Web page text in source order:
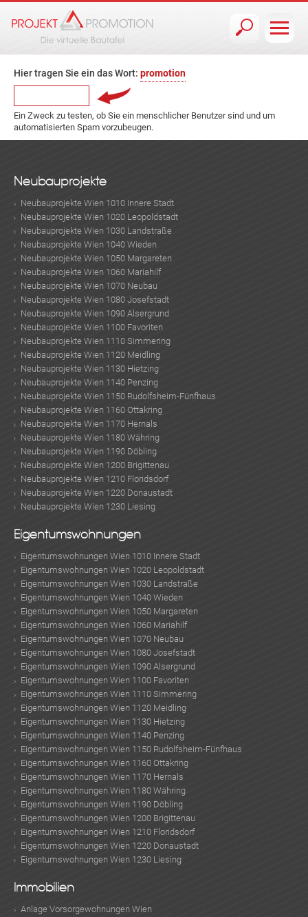
Hier tragen Sie ein das Wort: promotion
Ein Zweck zu testen, ob Sie ein menschlicher Benutzer sind und um
automatisierten Spam vorzubeugen.
Neubauprojekte
Neubauprojekte Wien 1010 Innere Stadt
Neubauprojekte Wien 1020 Leopoldstadt
Neubauprojekte Wien 1030 Landstraße
Neubauprojekte Wien 1040 Wieden
Neubauprojekte Wien 1050 Margareten
Neubauprojekte Wien 1060 Mariahilf
Neubauprojekte Wien 1070 Neubau
Neubauprojekte Wien 1080 Josefstadt
Neubauprojekte Wien 1090 Alsergrund
Neubauprojekte Wien 1100 Favoriten
Neubauprojekte Wien 1110 Simmering
Neubauprojekte Wien 1120 Meidling
Neubauprojekte Wien 1130 Hietzing
Neubauprojekte Wien 1140 Penzing
Neubauprojekte Wien 1150 Rudolfsheim-Fünfhaus
Neubauprojekte Wien 1160 Ottakring
Neubauprojekte Wien 1170 Hernals
Neubauprojekte Wien 1180 Währing
Neubauprojekte Wien 1190 Döbling
Neubauprojekte Wien 1200 Brigittenau
Neubauprojekte Wien 1210 Floridsdorf
Neubauprojekte Wien 1220 Donaustadt
Neubauprojekte Wien 1230 Liesing
Eigentumswohnungen
Eigentumswohnungen Wien 1010 Innere Stadt
Eigentumswohnungen Wien 1020 Leopoldstadt
Eigentumswohnungen Wien 1030 Landstraße
Eigentumswohnungen Wien 1040 Wieden
Eigentumswohnungen Wien 1050 Margareten
Eigentumswohnungen Wien 1060 Mariahilf
Eigentumswohnungen Wien 1070 Neubau
Eigentumswohnungen Wien 1080 Josefstadt
Eigentumswohnungen Wien 1090 Alsergrund
Eigentumswohnungen Wien 1100 Favoriten
Eigentumswohnungen Wien 1110 Simmering
Eigentumswohnungen Wien 1120 Meidling
Eigentumswohnungen Wien 1130 Hietzing
Eigentumswohnungen Wien 1140 Penzing
Eigentumswohnungen Wien 1150 Rudolfsheim-Fünfhaus
Eigentumswohnungen Wien 1160 Ottakring
Eigentumswohnungen Wien 1170 Hernals
Eigentumswohnungen Wien 1180 Währing
Eigentumswohnungen Wien 1190 Döbling
Eigentumswohnungen Wien 1200 Brigittenau
Eigentumswohnungen Wien 1210 Floridsdorf
Eigentumswohnungen Wien 1220 Donaustadt
Eigentumswohnungen Wien 1230 Liesing
Immobilien
Anlage Vorsorgewohnungen Wien